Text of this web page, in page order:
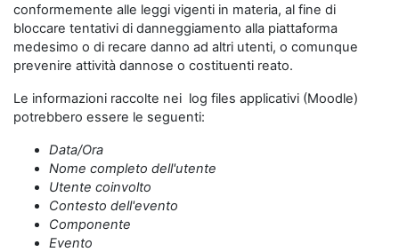
conformemente alle leggi vigenti in materia, al fine di
bloccare tentativi di danneggiamento alla piattaforma
medesimo o di recare danno ad altri utenti, o comunque
prevenire attività dannose o costituenti reato.
Le informazioni raccolte nei log files applicativi (Moodle)
potrebbero essere le seguenti:
Data/Ora
Nome completo dell'utente
Utente coinvolto
Contesto dell'evento
Componente
Evento